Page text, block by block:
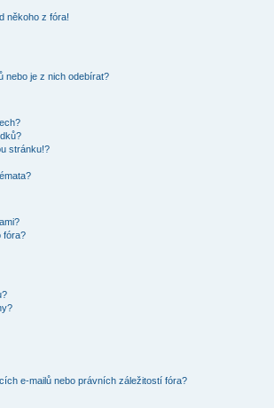
někoho z fóra!
nebo je z nich odebírat?
stránku!?
fóra?
e-mailů nebo právních záležitostí fóra?